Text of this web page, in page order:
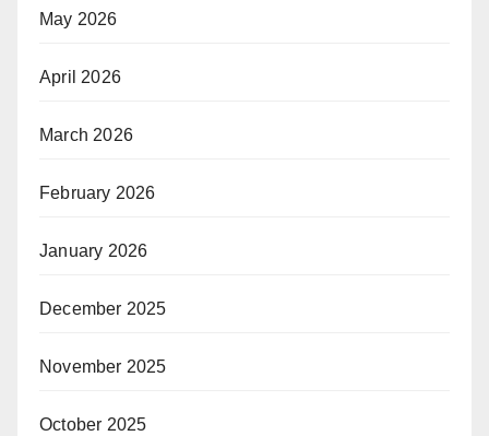
May 2026
April 2026
March 2026
February 2026
January 2026
December 2025
November 2025
October 2025